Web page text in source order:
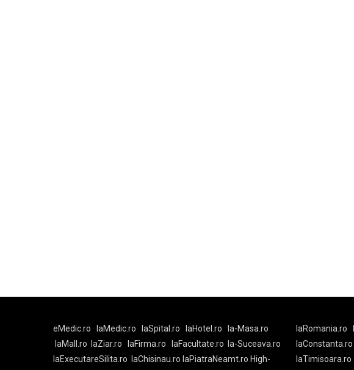
eMedic.ro laMedic.ro laSpital.ro laHotel.ro
la-Masa.ro
laMall.ro
laZiar.ro laFirma.ro laFacultate.ro
la-Suceava.ro
laExecutareSilita.ro
laChisinau.ro laPiatraNeamt.ro High-
laRomania.ro
laConstanta.ro
laTimisoara.ro